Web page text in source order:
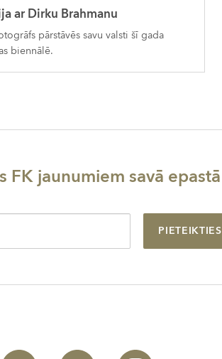
ar Dirku Brahmanu
pārstāvēs savu valsti šī gada
biennālē.
FK jaunumiem savā epastā
PIETEIKTIES